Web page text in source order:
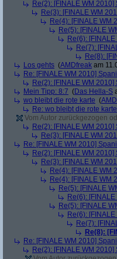
Re(2): [FINALE WM
Re(3): [FINALE WM
Re(4): [FINALE WM
Re(5): [FINALE
Re(6):
Re(7):
Re(8):
Los gehts (AMDfreak am
Re: [FINALE WM 2010]
Re(2): [FINALE WM
Mein Tipp: 8:7 (Das Hella-S
wo bleibt die rote karte (
Re: wo bleibt die rote karte
Vom Autor zurückgezogen
Re(2): [FINALE WM
Re(3): [FINALE WM
Re: [FINALE WM 2010]
Re(2): [FINALE WM
Re(3): [FINALE WM
Re(4): [FINALE WM
Re(4): [FINALE WM
Re(5): [FINALE
Re(6):
Re(5): [FINALE
Re(6):
Re(7):
Re(8):
Re: [FINALE WM 2010]
Re(2): [FINALE WM